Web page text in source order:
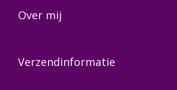
Over mij
Verzendinformatie